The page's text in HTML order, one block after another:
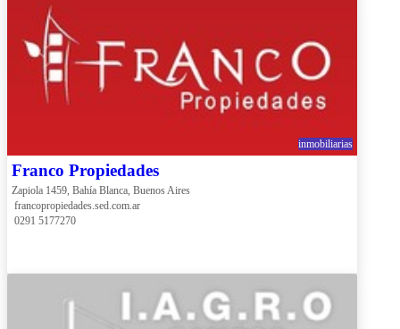
inmobiliarias
Franco Propiedades
Zapiola 1459, Bahía Blanca, Buenos Aires
francopropiedades.sed.com.ar
0291 5177270